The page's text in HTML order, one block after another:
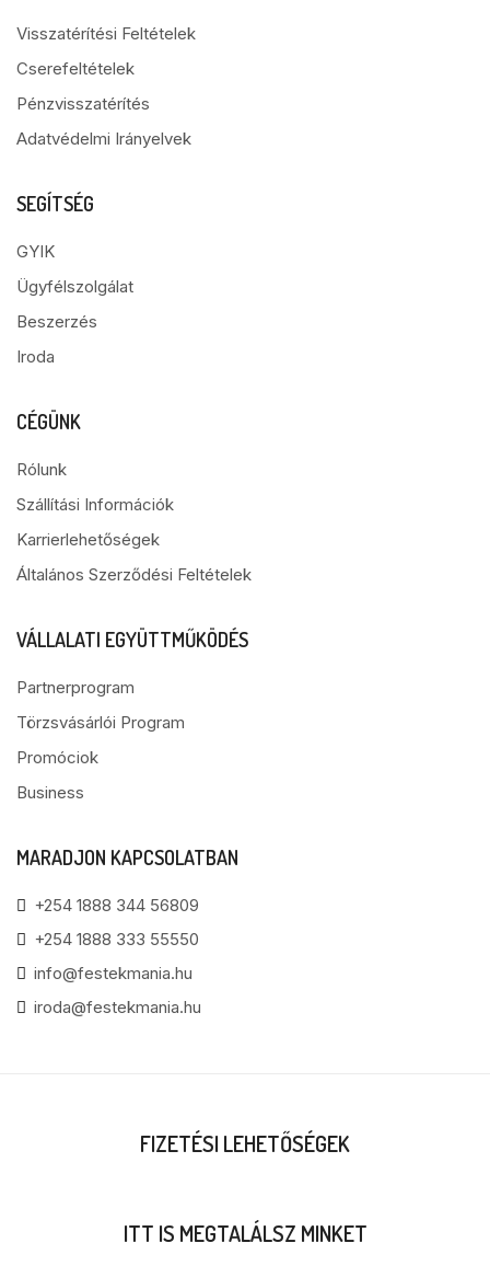
Visszatérítési Feltételek
Cserefeltételek
Pénzvisszatérítés
Adatvédelmi Irányelvek
SEGÍTSÉG
GYIK
Ügyfélszolgálat
Beszerzés
Iroda
CÉGÜNK
Rólunk
Szállítási Információk
Karrierlehetőségek
Általános Szerződési Feltételek
VÁLLALATI EGYÜTTMŰKÖDÉS
Partnerprogram
Törzsvásárlói Program
Promóciok
Business
MARADJON KAPCSOLATBAN
+254 1888 344 56809
+254 1888 333 55550
info@festekmania.hu
iroda@festekmania.hu
FIZETÉSI LEHETŐSÉGEK
ITT IS MEGTALÁLSZ MINKET